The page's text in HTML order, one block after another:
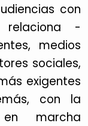
con
-
medios
sociales,
exigentes
con la
marcha